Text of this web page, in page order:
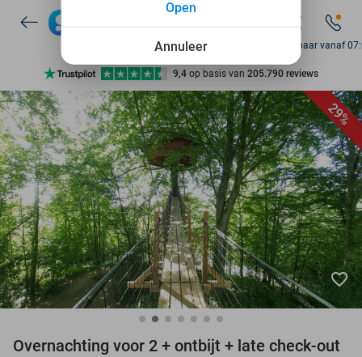
7 dagen per week beschikbaar
10+ miljoen leden
9,4 op basis van 205.790 reviews
Ontdek 15.000+ deals
7 dagen per week beschikbaar
10+ miljoen leden
Bereikbaar vanaf
29%
favorite_border
Overnachting voor 2 + ontbijt + late check-out
Annuleer
Open